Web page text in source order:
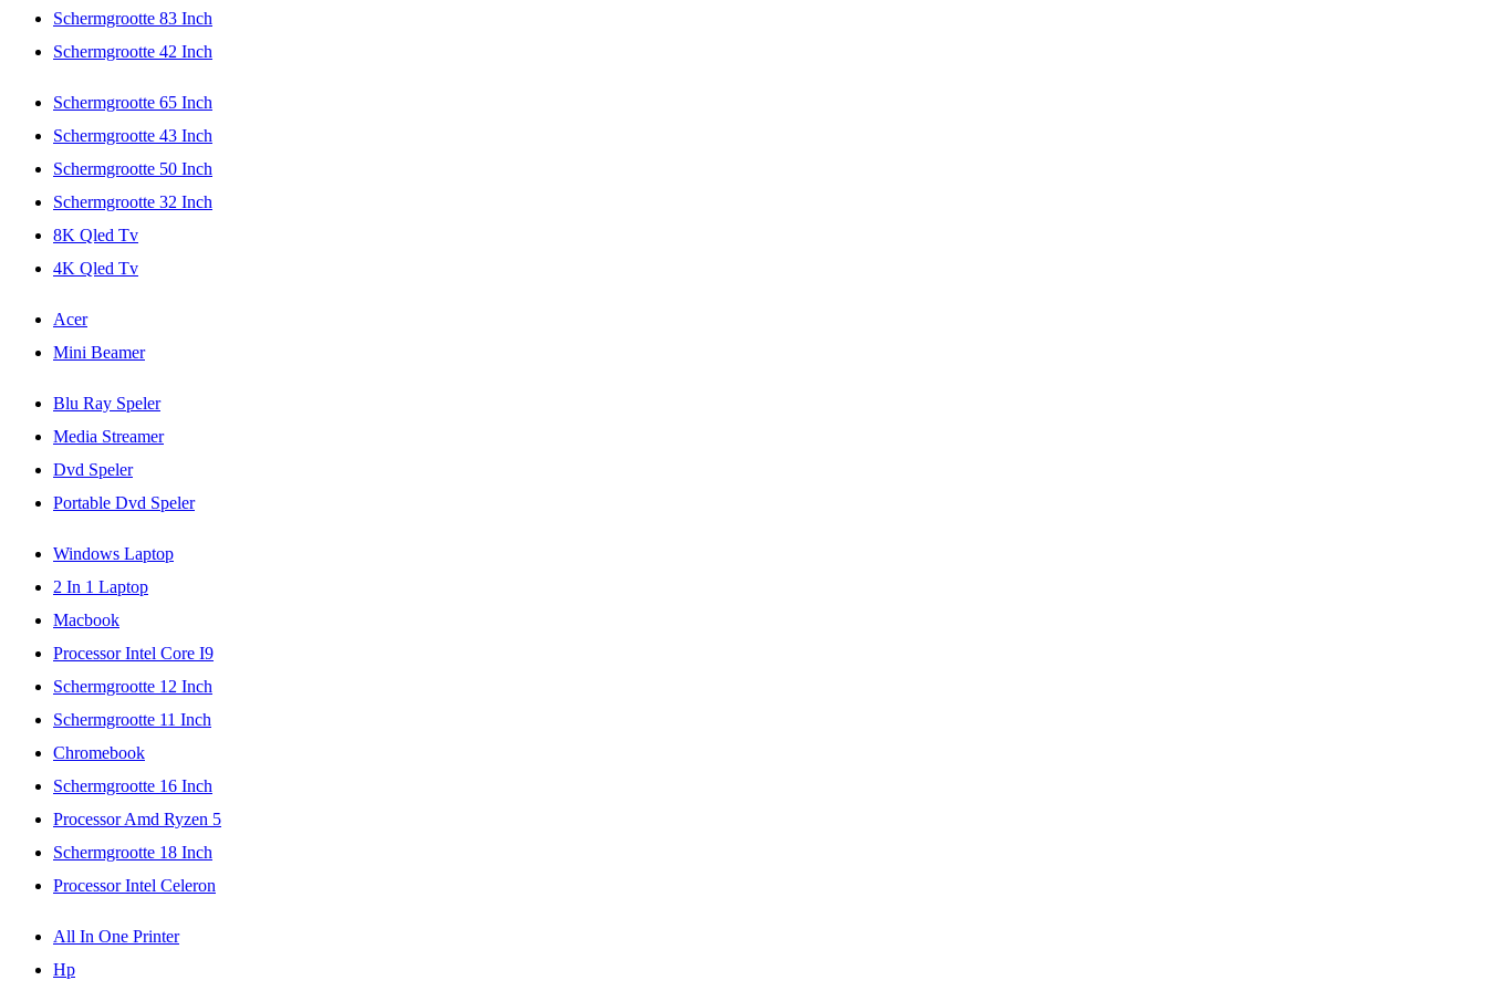
Schermgrootte 83 Inch
Schermgrootte 42 Inch
Schermgrootte 65 Inch
Schermgrootte 43 Inch
Schermgrootte 50 Inch
Schermgrootte 32 Inch
8K Qled Tv
4K Qled Tv
Acer
Mini Beamer
Blu Ray Speler
Media Streamer
Dvd Speler
Portable Dvd Speler
Windows Laptop
2 In 1 Laptop
Macbook
Processor Intel Core I9
Schermgrootte 12 Inch
Schermgrootte 11 Inch
Chromebook
Schermgrootte 16 Inch
Processor Amd Ryzen 5
Schermgrootte 18 Inch
Processor Intel Celeron
All In One Printer
Hp